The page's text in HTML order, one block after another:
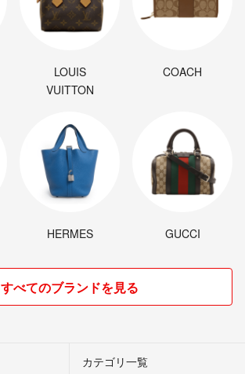
LOUIS
VUITTON
COACH
HERMES GUCCI
すべてのブランドを見る
カテゴリ一覧